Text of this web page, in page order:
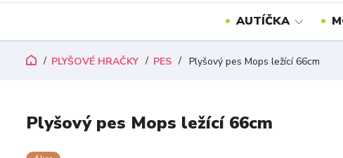
AUTÍČKA
PLYŠOVÉ HRAČKY PES Plyšový pes Mops ležící 66cm
Plyšový pes Mops ležící 66cm